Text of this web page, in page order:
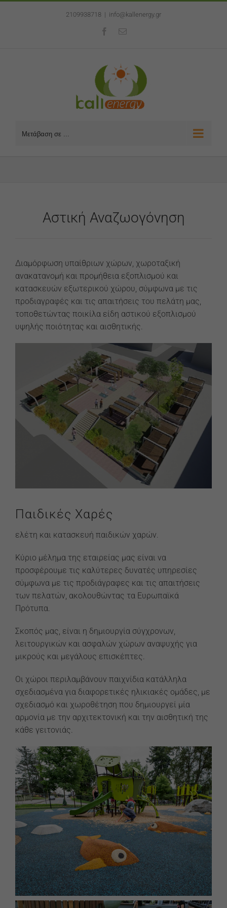
2109938718 | info@kallenergy.gr
Facebook
Email
Μετάβαση σε ...
Αστική Αναζωογόνηση
Διαμόρφωση υπαίθριων χώρων, χωροταξική
ανακατανομή και προμήθεια εξοπλισμού και
κατασκευών εξωτερικού χώρου, σύμφωνα με τις
προδιαγραφές και τις απαιτήσεις του πελάτη μας,
τοποθετώντας ποικίλα είδη αστικού εξοπλισμού
υψηλής ποιότητας και αισθητικής.
Παιδικές Χαρές
ελέτη και κατασκευή παιδικών χαρών.
Κύριο μέλημα της εταιρείας μας είναι να
προσφέρουμε τις καλύτερες δυνατές υπηρεσίες
σύμφωνα με τις προδιάγραφες και τις απαιτήσεις
των πελατών, ακολουθώντας τα Ευρωπαϊκά
Πρότυπα.
Σκοπός μας, είναι η δημιουργία σύγχρονων,
λειτουργικών και ασφαλών χώρων αναψυχής για
μικρούς και μεγάλους επισκέπτες.
Οι χώροι περιλαμβάνουν παιχνίδια κατάλληλα
σχεδιασμένα για διαφορετικές ηλικιακές ομάδες, με
σχεδιασμό και χωροθέτηση που δημιουργεί μία
αρμονία με την αρχιτεκτονική και την αισθητική της
κάθε γειτονιάς.